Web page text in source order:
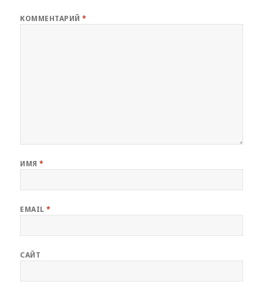
КОММЕНТАРИЙ*
ИМЯ*
EMAIL*
САЙТ